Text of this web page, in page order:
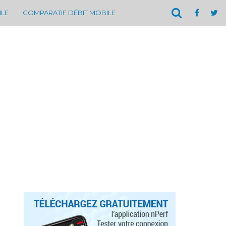
COMPARATIF DÉBIT MOBILE